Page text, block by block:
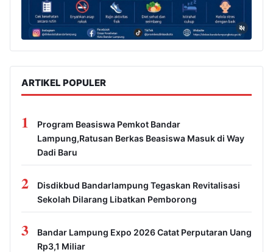
ARTIKEL POPULER
1
Program Beasiswa Pemkot Bandar
Lampung,Ratusan Berkas Beasiswa Masuk di Way
Dadi Baru
2
Disdikbud Bandarlampung Tegaskan Revitalisasi
Sekolah Dilarang Libatkan Pemborong
3
Bandar Lampung Expo 2026 Catat Perputaran Uang
Rp3,1 Miliar